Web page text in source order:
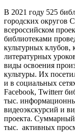
В 2021 году 525
городских округов
всероссийском
библиотеками
культурных клубов,
литературных
виды освоения
культуры. Их
и в социальных
Facebook, Twitterr
тыс.
видеоэкскурсий и
проекта. Суммарный
тыс. активных